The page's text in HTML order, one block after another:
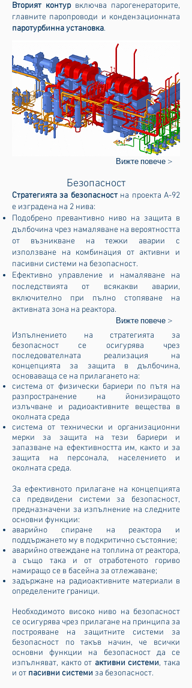
Вторият контурвключва парогенераторите,
главните паропроводи и кондензационната
паротурбинна установка.
Вижте повече >
Безопасност
Стратегията за безопасностна проекта А-92
е изградена на 2 нива:
Подобрено превантивно ниво на защита в
дълбочина чрез намаляване на вероятността
от възникване на тежки аварии с
използване на комбинация от активни и
пасивни системи на безопасност.
Ефективно управление и намаляване на
последствията от всякакви аварии,
включително при пълно стопяване на
активната зона на реактора.
Вижте повече >
Изпълнението на стратегията за
безопасност се осигурява чрез
последователната реализация на
концепцията за защита в дълбочина,
основаваща се на прилагането на:
система от физически бариери по пътя на
разпространение на йонизиращото
излъчване и радиоактивните вещества в
околната среда
система от технически и организационни
мерки за защита на тези бариери и
запазване на ефективността им, както и за
защита на персонала, населението и
околната среда.
За ефективното прилагане на концепцията
са предвидени системи за безопасност,
предназначени за изпълнение на следните
основни функции:
аварийно спиране на реактора и
поддържането му в подкритично състояние;
аварийно отвеждане на топлина от реактора,
а също така и от отработеното гориво
намиращо се в басейна за отлежаване;
задържане на радиоактивните материали в
определените граници.
Необходимото високо ниво на безопасност
се осигурява чрез прилагане на принципа за
построяване на защитните системи за
безопасност по такъв начин, че всички
основни функции на безопасност да се
изпълняват, както от активни системи, така
и от пасивни системи за безопасност.